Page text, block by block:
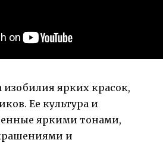
ярких красок,
Ее культура и
яркими тонами,
и